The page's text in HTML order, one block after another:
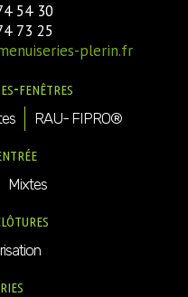
54 30
73 25
plerin.fr
fenêtres
RAU- FIPRO®
Mixtes